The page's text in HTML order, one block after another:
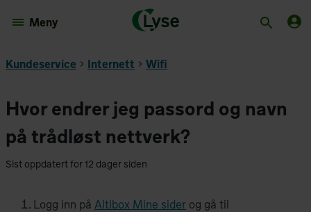
Meny
Kundeservice Internett Wifi
Hvor endrer jeg passord og navn
på trådløst nettverk?
Sist oppdatert for 12 dager siden
Logg inn på Altibox Mine sider og gå til